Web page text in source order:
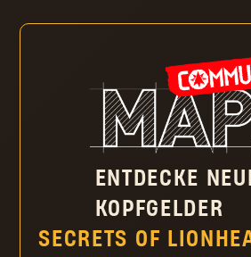
aktivieren
Stell sicher, dass der Pilger-
Spielplattform verknüpft ist
Spiele Dying Light oder Dying Light
Ansehenspunkte zu sammeln und
Steige im Rang auf, um Pilger-
ENTDECKE
KOPFGELDER
SECRETS OF